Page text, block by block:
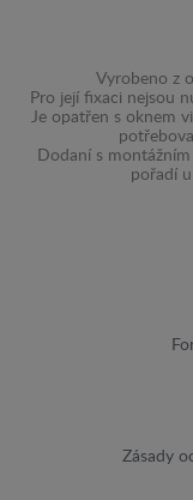
Vyrobeno z
Pro její fixaci nejsou
Je opatřen s oknem
Dodaní s
pořadí
Zásady